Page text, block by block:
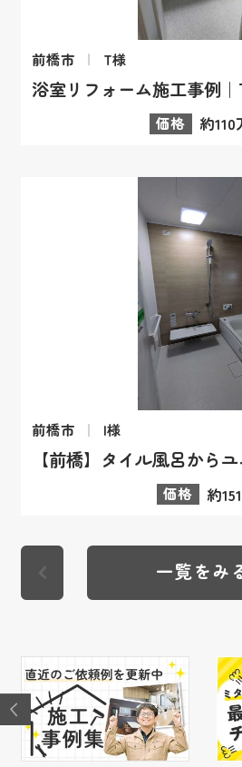
前橋市 T様
浴室リフォーム施工事例
価格 約110
前橋市 I様
価格 約
一覧をみ